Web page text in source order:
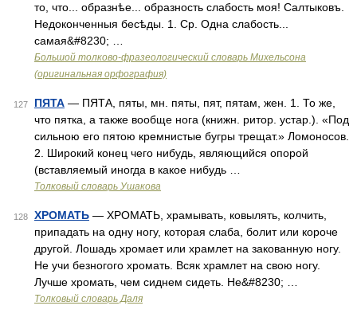
то, что... образнѣе... образность слабость моя! Салтыковъ.
Недоконченныя бесѣды. 1. Ср. Одна слабость...
самая&#8230; …
Большой толково-фразеологический словарь Михельсона
(оригинальная орфография)
127 ПЯТА — ПЯТА, пяты, мн. пяты, пят, пятам, жен. 1. То же,
что пятка, а также вообще нога (книжн. ритор. устар.). «Под
сильною его пятою кремнистые бугры трещат.» Ломоносов.
2. Широкий конец чего нибудь, являющийся опорой
(вставляемый иногда в какое нибудь …
Толковый словарь Ушакова
128 ХРОМАТЬ — ХРОМАТЬ, храмывать, ковылять, колчить,
припадать на одну ногу, которая слаба, болит или короче
другой. Лошадь хромает или храмлет на закованную ногу.
Не учи безногого хромать. Всяк храмлет на свою ногу.
Лучше хромать, чем сиднем сидеть. Не&#8230; …
Толковый словарь Даля